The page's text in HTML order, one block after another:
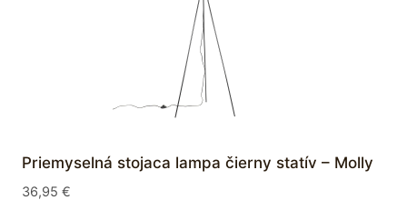
Priemyselná stojaca lampa čierny statív – Molly
36,95 €